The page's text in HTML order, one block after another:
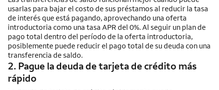
usarlas para bajar el costo de sus préstamos al reducir la tasa
de interés que está pagando, aprovechando una oferta
introductoria como una tasa APR del 0%. Al seguir un plan de
pago total dentro del período de la oferta introductoria,
posiblemente puede reducir el pago total de su deuda con una
transferencia de saldo.
2. Pague la deuda de tarjeta de crédito más
rápido